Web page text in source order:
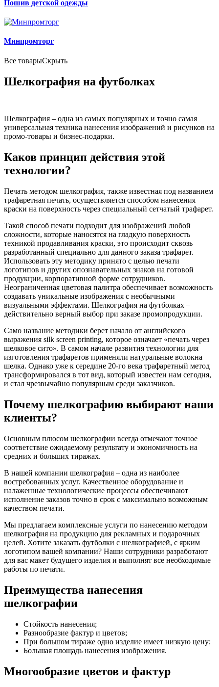
Пошив детской одежды
Минпромторг
Все товарыСкрыть
Шелкография на футболках
Шелкография – одна из самых популярных и точно самая
универсальная техника нанесения изображений и рисунков на
промо-товары и бизнес-подарки.
Каков принцип действия этой
технологии?
Печать методом шелкография, также известная под названием
трафаретная печать, осуществляется способом нанесения
краски на поверхность через специальный сетчатый трафарет.
Такой способ печати подходит для изображений любой
сложности, которые наносятся на гладкую поверхность
техникой продавливания краски, это происходит сквозь
разработанный специально для данного заказа трафарет.
Использовать эту методику принято с целью печати
логотипов и других опознавательных знаков на готовой
продукции, корпоративной форме сотрудников.
Неограниченная цветовая палитра обеспечивает возможность
создавать уникальные изображения с необычными
визуальными эффектами. Шелкография на футболках –
действительно верный выбор при заказе промопродукции.
Само название методики берет начало от английского
выражения silk screen printing, которое означает «печать через
шелковое сито». В самом начале развития технологии для
изготовления трафаретов применяли натуральные волокна
шелка. Однако уже к середине 20-го века трафаретный метод
трансформировался в тот вид, который известен нам сегодня,
и стал чрезвычайно популярным среди заказчиков.
Почему шелкографию выбирают наши
клиенты?
Основным плюсом шелкографии всегда отмечают точное
соответствие ожидаемому результату и экономичность на
средних и больших тиражах.
В нашей компании шелкография – одна из наиболее
востребованных услуг. Качественное оборудование и
налаженные технологические процессы обеспечивают
исполнение заказов точно в срок с максимально возможным
качеством печати.
Мы предлагаем комплексные услуги по нанесению методом
шелкография на продукцию для рекламных и подарочных
целей. Хотите заказать футболки с шелкографией, с ярким
логотипом вашей компании? Наши сотрудники разработают
для вас макет будущего изделия и выполнят все необходимые
работы по печати.
Преимущества нанесения
шелкографии
Стойкость нанесения;
Разнообразие фактур и цветов;
При большом тираже одно изделие имеет низкую цену;
Большая площадь нанесения изображения.
Многообразие цветов и фактур